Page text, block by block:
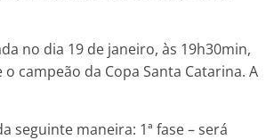
no dia 19 de janeiro, às 19h30min,
campeão da Copa Santa Catarina. A
seguinte maneira: 1ª fase – será